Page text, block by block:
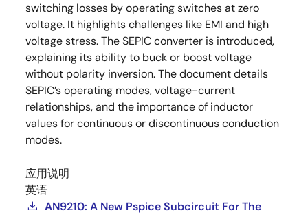
switching losses by operating switches at zero
voltage. It highlights challenges like EMI and high
voltage stress. The SEPIC converter is introduced,
explaining its ability to buck or boost voltage
without polarity inversion. The document details
SEPIC’s operating modes, voltage-current
relationships, and the importance of inductor
values for continuous or discontinuous conduction
modes.
应用说明
英语
AN9210: A New Pspice Subcircuit For The